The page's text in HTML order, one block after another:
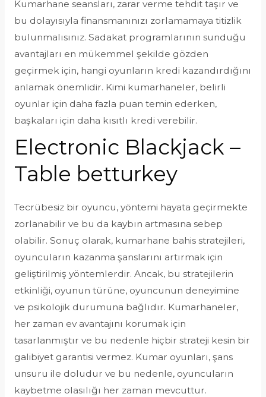
Kumarhane seansları, zarar verme tehdit taşır ve
bu dolayısıyla finansmanınızı zorlamamaya titizlik
bulunmalısınız. Sadakat programlarının sunduğu
avantajları en mükemmel şekilde gözden
geçirmek için, hangi oyunların kredi kazandırdığını
anlamak önemlidir. Kimi kumarhaneler, belirli
oyunlar için daha fazla puan temin ederken,
başkaları için daha kısıtlı kredi verebilir.
Electronic Blackjack –
Table betturkey
Tecrübesiz bir oyuncu, yöntemi hayata geçirmekte
zorlanabilir ve bu da kaybın artmasına sebep
olabilir. Sonuç olarak, kumarhane bahis stratejileri,
oyuncuların kazanma şanslarını artırmak için
geliştirilmiş yöntemlerdir. Ancak, bu stratejilerin
etkinliği, oyunun türüne, oyuncunun deneyimine
ve psikolojik durumuna bağlıdır. Kumarhaneler,
her zaman ev avantajını korumak için
tasarlanmıştır ve bu nedenle hiçbir strateji kesin bir
galibiyet garantisi vermez. Kumar oyunları, şans
unsuru ile doludur ve bu nedenle, oyuncuların
kaybetme olasılığı her zaman mevcuttur.